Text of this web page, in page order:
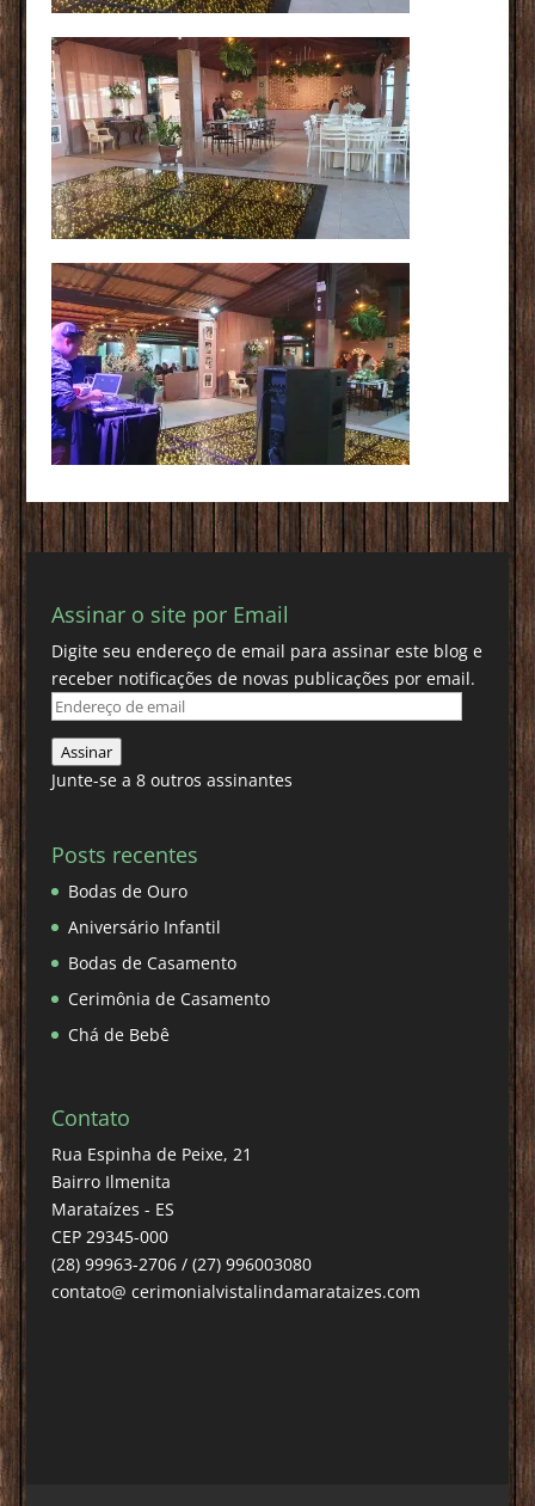
Assinar o site por Email
Digite seu endereço de email para assinar este blog e
receber notificações de novas publicações por email.
Endereço
de
email
Assinar
Junte-se a 8 outros assinantes
Posts recentes
Bodas de Ouro
Aniversário Infantil
Bodas de Casamento
Cerimônia de Casamento
Chá de Bebê
Contato
Rua Espinha de Peixe, 21
Bairro Ilmenita
Marataízes - ES
CEP 29345-000
(28) 99963-2706 / (27) 996003080
contato@ cerimonialvistalindamarataizes.com